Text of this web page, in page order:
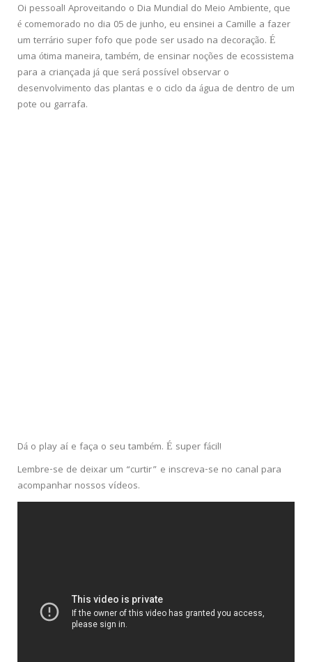
Oi pessoal! Aproveitando o Dia Mundial do Meio Ambiente, que
é comemorado no dia 05 de junho, eu ensinei a Camille a fazer
um terrário super fofo que pode ser usado na decoração. É
uma ótima maneira, também, de ensinar noções de ecossistema
para a criançada já que será possível observar o
desenvolvimento das plantas e o ciclo da água de dentro de um
pote ou garrafa.
Dá o play aí e faça o seu também. É super fácil!
Lembre-se de deixar um “curtir” e inscreva-se no canal para
acompanhar nossos vídeos.